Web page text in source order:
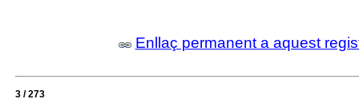
Enllaç permanent a aquest
3 / 273